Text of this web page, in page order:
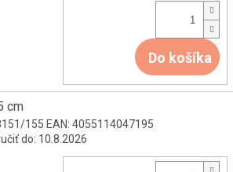
Do košíka
cm
155 EAN: 4055114047195
do: 10.8.2026